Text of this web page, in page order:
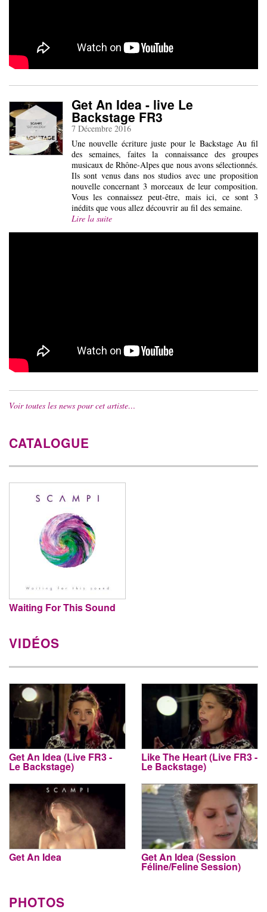
Get An Idea - live Le
Backstage FR3
7 Décembre 2016
Une nouvelle écriture juste pour le Backstage Au fil
des semaines, faites la connaissance des groupes
musicaux de Rhône-Alpes que nous avons sélectionnés.
Ils sont venus dans nos studios avec une proposition
nouvelle concernant 3 morceaux de leur composition.
Vous les connaissez peut-être, mais ici, ce sont 3
inédits que vous allez découvrir au fil des semaine.
Lire la suite
Voir toutes les news pour cet artiste…
CATALOGUE
Waiting For This Sound
VIDÉOS
Get An Idea (Live FR3 -
Le Backstage)
Like The Heart (Live FR3 -
Le Backstage)
Get An Idea Get An Idea (Session
Féline/Feline Session)
PHOTOS